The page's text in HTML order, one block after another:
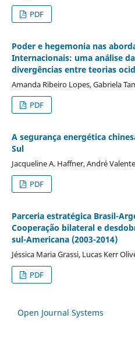
PDF
Poder e hegemonia nas
Internacionais: uma análise
divergências entre teorias
Amanda Ribeiro Lopes, Gabriela
PDF
A segurança energética
Sul
Jacqueline A. Haffner, André
PDF
Parceria estratégica Brasil-
Cooperação bilateral e
sul-Americana (2003-2014)
Jéssica Maria Grassi, Lucas Kerr
PDF
Open Journal Systems